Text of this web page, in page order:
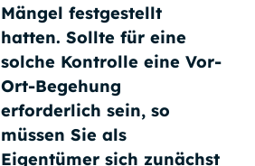
Mängel festgestellt
hatten. Sollte für eine
solche Kontrolle eine Vor-
Ort-Begehung
erforderlich sein, so
müssen Sie als
Eigentümer sich zunächst